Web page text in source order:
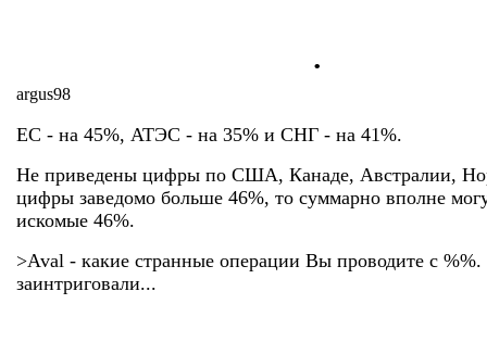
.
argus98
ЕC - на 45%, АТЭС - на 35% и СНГ - на 41%.
Не приведены цифры по США, Канаде, Австралии,
цифры заведомо больше 46%, то суммарно вполне
искомые 46%.
>Aval - какие странные операции Вы проводите с
заинтриговали...